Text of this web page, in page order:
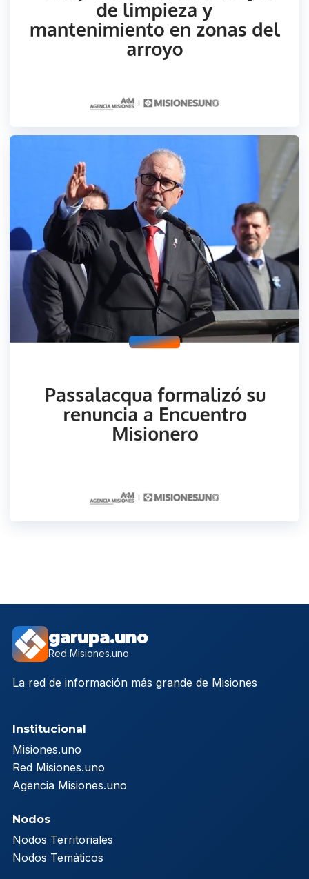
garupa.uno
Red Misiones.uno
La red de información más grande de Misiones
Institucional
Misiones.uno
Red Misiones.uno
Agencia Misiones.uno
Nodos
Nodos Territoriales
Nodos Temáticos